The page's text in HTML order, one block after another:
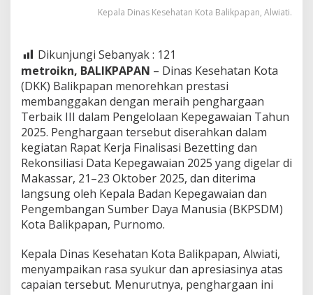
Kepala Dinas Kesehatan Kota Balikpapan, Alwiati.
Dikunjungi Sebanyak : 121
metroikn, BALIKPAPAN – Dinas Kesehatan Kota
(DKK) Balikpapan menorehkan prestasi
membanggakan dengan meraih penghargaan
Terbaik III dalam Pengelolaan Kepegawaian Tahun
2025. Penghargaan tersebut diserahkan dalam
kegiatan Rapat Kerja Finalisasi Bezetting dan
Rekonsiliasi Data Kepegawaian 2025 yang digelar di
Makassar, 21–23 Oktober 2025, dan diterima
langsung oleh Kepala Badan Kepegawaian dan
Pengembangan Sumber Daya Manusia (BKPSDM)
Kota Balikpapan, Purnomo.
Kepala Dinas Kesehatan Kota Balikpapan, Alwiati,
menyampaikan rasa syukur dan apresiasinya atas
capaian tersebut. Menurutnya, penghargaan ini